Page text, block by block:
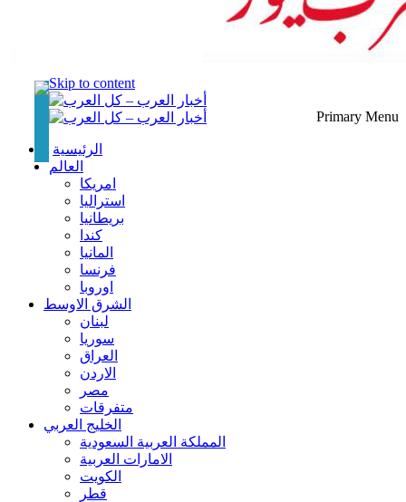
Skip to content
Primary Menu
الرئيسية
العالم
امريكا
استراليا
بريطانيا
كندا
المانيا
فرنسا
اوروبا
الشرق الاوسط
لبنان
سوريا
العراق
الاردن
مصر
متفرقات
الخليج العربي
المملكة العربية السعودية
الامارات العربية
الكويت
قطر